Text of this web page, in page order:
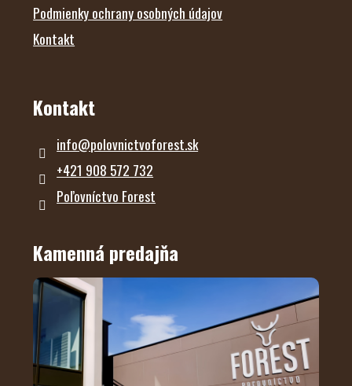
Podmienky ochrany osobných údajov
Kontakt
Kontakt
info@polovnictvoforest.sk
+421 908 572 732
Poľovníctvo Forest
Kamenná predajňa